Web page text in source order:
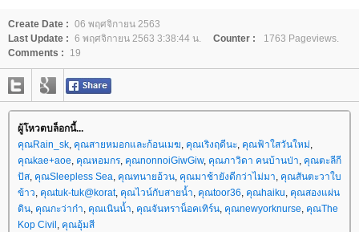
Create Date : 06 พฤศจิกายน 2563
Last Update : 6 พฤศจิกายน 2563 3:38:44 น. Counter :
1763 Pageviews.
Comments :
19
ผู้โหวตบล็อกนี้...
คุณRain_sk, คุณสายหมอกและก้อนเมฆ, คุณเริงฤดีนะ, คุณฟ้าใสวันใหม่,
คุณkae+aoe, คุณหอมกร, คุณnonnoiGiwGiw, คุณภาวิดา คนบ้านป่า, คุณตะลีกี
ปัส, คุณSleepless Sea, คุณทนายอ้วน, คุณมาช้ายังดีกว่าไม่มา, คุณสันตะวาใบ
ข้าว, คุณtuk-tuk@korat, คุณไวน์กับสายน้ำ, คุณtoor36, คุณhaiku, คุณสองแผ่น
ดิน, คุณกะว่าก๋า, คุณเนินน้ำ, คุณจันทราน็อคเทิร์น, คุณnewyorknurse, คุณThe
Kop Civil , คุณอุ้มสี